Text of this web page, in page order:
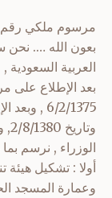
مرسوم ملكي رقم 56 بتاريخ 5 شعبان 1380
بعون الله …. نحن
العربية السعودية ,
الوزراء , نرسم
أولا : تشكيل هيئة
وعمارة المسجد